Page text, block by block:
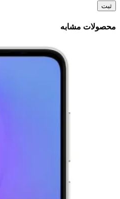
محصولات مشابه